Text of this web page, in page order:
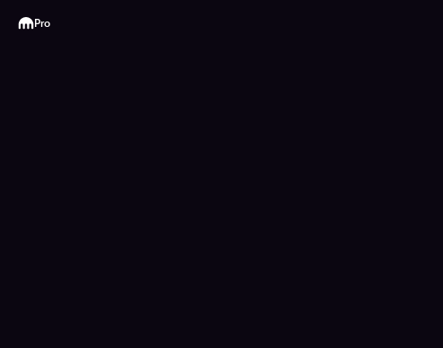
Kraken
Pro